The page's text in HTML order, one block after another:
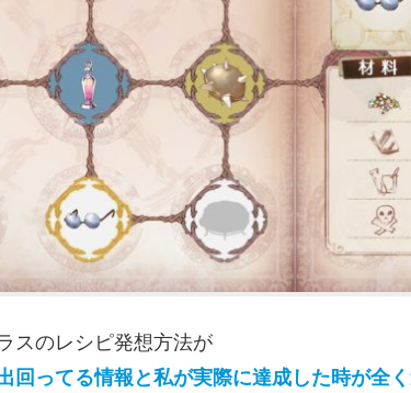
スのレシピ発想方法が
回ってる情報と私が実際に達成した時が全